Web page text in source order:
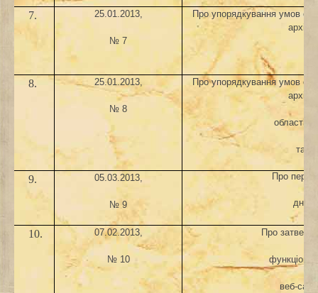
7. 25.01.2013,
№ 7
Про упорядкування умов
архіву
8. 25.01.2013,
№ 8
Про упорядкування умов
архіву
області
9. 05.03.2013,
№ 9
Про
днів
10. 07.02.2013,
№ 10
Про
веб-